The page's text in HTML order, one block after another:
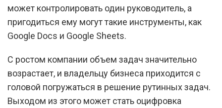
может контролировать один руководитель, а
пригодиться ему могут такие инструменты, как
Google Docs и Google Sheets.
С ростом компании объем задач значительно
возрастает, и владельцу бизнеса приходится с
головой погружаться в решение рутинных задач.
Выходом из этого может стать оцифровка